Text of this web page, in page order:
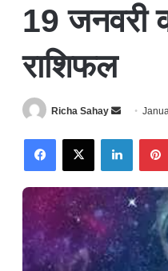
19 जनवरी
राशिफल
Richa Sahay
d
a
n
e
m
X